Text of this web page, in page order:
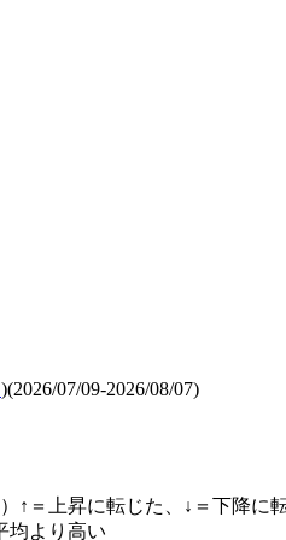
)(2026/07/09-2026/08/07)
↑＝上昇に転じた、↓＝下降に
均より高い